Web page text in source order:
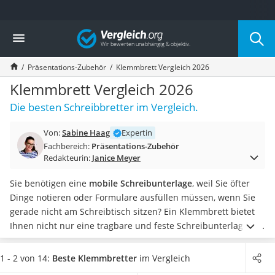
Die beliebtesten Vergleiche nach Kategorie
Wohnen
Matratzen-Topper
Matratzen
Konferenzlautsprecher
Tageslichtlampe
Badlüfter
Bürohocker
Außenleuchte mit Kamera
Akku-Tischlampe
Konferenzmikrofon
Klappmatratze
Duschkopf mit Kalkfilter
Aktenvernichter Sicherheitsstufe 4
Bettgitter
Vergleich
Präsentations-Zubehör Klemmbrett Vergleich 2026
Klemmbrett Vergleich 2026
Die besten Schreibbretter im Vergleich.
Von:Sabine Haag
Expertin
Fachbereich: Präsentations-Zubehör
Redakteurin: Janice Meyer
Sie benötigen eine mobile Schreibunterlage, weil Sie öfter
Dinge notieren oder Formulare ausfüllen müssen, wenn Sie
gerade nicht am Schreibtisch sitzen? Ein Klemmbrett bietet
Ihnen nicht nur eine tragbare und feste Schreibunterlage, die
Sie unabhängig von einem Tisch nutzen können. Sie dient
auch alsZettelhalterung, die variabler ist als ein Notizbuch.
1 - 2 von 14: Beste Klemmbretter im Vergleich